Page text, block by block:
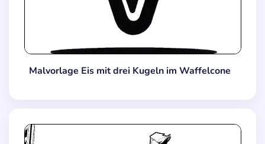
Malvorlage Eis mit drei Kugeln im Waffelcone